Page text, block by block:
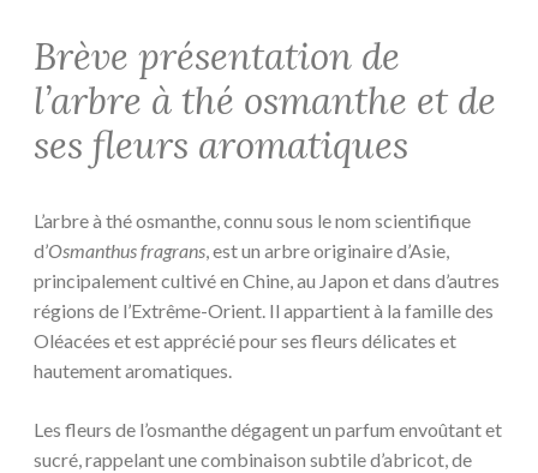
Brève présentation de
l’arbre à thé osmanthe et de
ses fleurs aromatiques
L’arbre à thé osmanthe, connu sous le nom scientifique
d’Osmanthus fragrans, est un arbre originaire d’Asie,
principalement cultivé en Chine, au Japon et dans d’autres
régions de l’Extrême-Orient. Il appartient à la famille des
Oléacées et est apprécié pour ses fleurs délicates et
hautement aromatiques.
Les fleurs de l’osmanthe dégagent un parfum envoûtant et
sucré, rappelant une combinaison subtile d’abricot, de